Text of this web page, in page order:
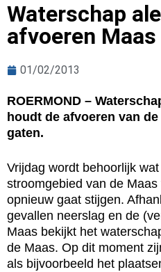
Waterschap
afvoeren Maas
01/02/2013
ROERMOND –
houdt de afvoeren van
gaten.
Vrijdag wordt behoorlijk
stroomgebied van de
opnieuw gaat stijgen.
gevallen neerslag en de
Maas bekijkt het
de Maas. Op dit moment
als bijvoorbeeld het